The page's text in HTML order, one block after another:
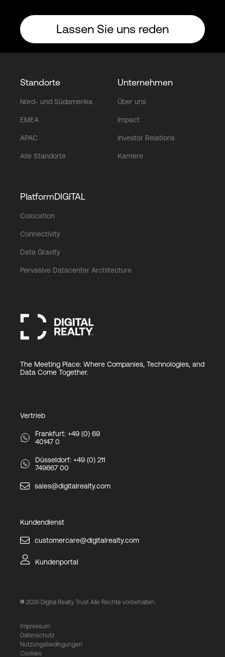
Lassen Sie uns reden
Standorte
Nord- und Südamerika
EMEA
APAC
Alle Standorte
Unternehmen
Über uns
Impact
Investor Relations
Karriere
PlatformDIGITAL
Colocation
Connectivity
Data Gravity
Pervasive Datacenter Architecture
The Meeting Place: Where Companies, Technologies, and
Data Come Together.
Vertrieb
Frankfurt: +49 (0) 69
40147 0
Düsseldorf: +49 (0) 211
749667 00
sales@digitalrealty.com
Kundendienst
customercare@digitalrealty.com
Kundenportal
2026 Digital Realty Trust Alle Rechte vorbehalten.
Impressum
Datenschutz
Nutzungsbedingungen
Cookies